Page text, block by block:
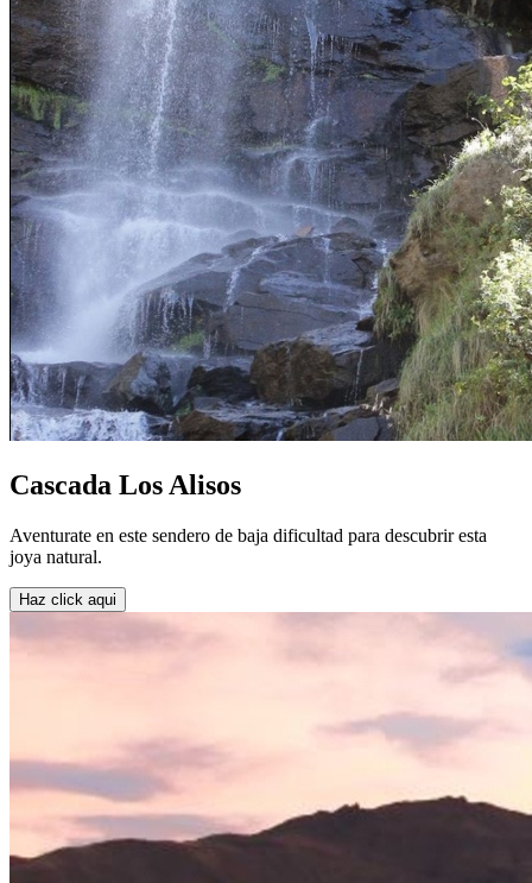
Cascada Los Alisos
Aventurate en este sendero de baja dificultad para descubrir esta
joya natural.
Haz click aqui